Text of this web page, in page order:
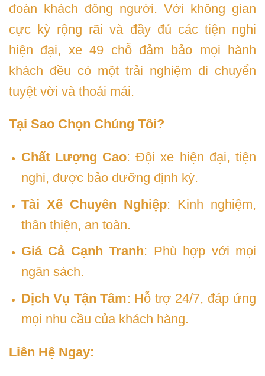
đoàn khách đông người. Với không gian
cực kỳ rộng rãi và đầy đủ các tiện nghi
hiện đại, xe 49 chỗ đảm bảo mọi hành
khách đều có một trải nghiệm di chuyển
tuyệt vời và thoải mái.
Tại Sao Chọn Chúng Tôi?
Chất Lượng Cao: Đội xe hiện đại, tiện
nghi, được bảo dưỡng định kỳ.
Tài Xế Chuyên Nghiệp: Kinh nghiệm,
thân thiện, an toàn.
Giá Cả Cạnh Tranh: Phù hợp với mọi
ngân sách.
Dịch Vụ Tận Tâm: Hỗ trợ 24/7, đáp ứng
mọi nhu cầu của khách hàng.
Liên Hệ Ngay: